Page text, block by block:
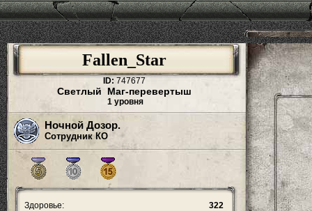
Fallen_Star
ID: 747677
Светлый Маг-перевертыш
1 уровня
Ночной Дозор.
Сотрудник КО
Здоровье:
322